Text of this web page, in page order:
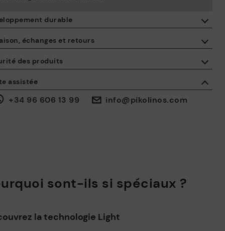
assistée
+34 96 606 13 99 info@pikolinos.com
des produits
sécurité de nos produits nous tient à cœur. La vôtre aussi. C'est
cas d'incident ou de question sur la sécurité du produit.
échanges et retours
Livraison gratuite à partir de 50 € d'achat.
30 jours pour les retours et les échanges*.
Via
ou dansles points d'accès .
durable
En achetant ce produit, vous soutenez une fabrication éco-
responsable du cuir via le Leather Working Group.
ISO 14006 Ecodesign: Notre collection inscrit la conception de
environnementaux au cours de tout le cycle de vie des produits,
Zero Waste: Dans cet esprit, nous mettons en exergue les
matières premières en réduisant ainsi la production de déchets
Pikolinos axe ses efforts sur la durabilité de tous ses matériaux et
sont-ils si spéciaux ?
la technologie Light